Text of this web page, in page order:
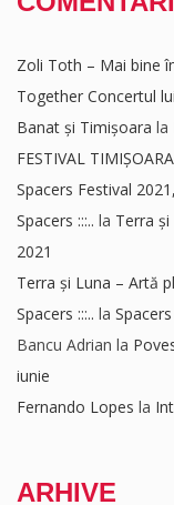
Zoli Toth – Mai bine
Together Concertul
Banat și Timișoara la
FESTIVAL
Spacers Festival
Spacers :::.. la Terra
2021
Terra și Luna – Artă
Spacers :::.. la
Bancu Adrian la
iunie
Fernando Lopes la
ARHIVE